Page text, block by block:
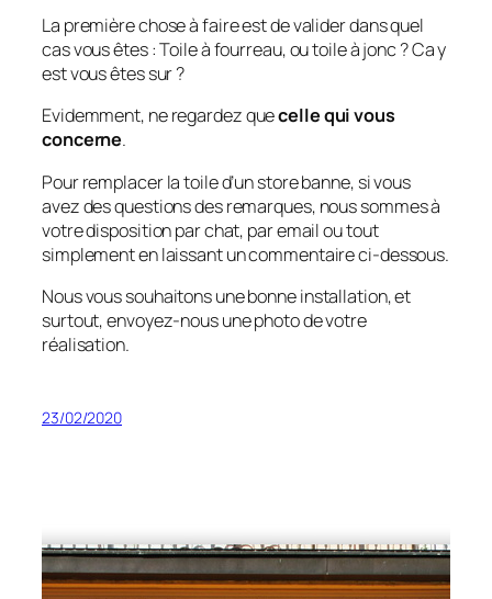
La première chose à faire est de valider dans quel
cas vous êtes : Toile à fourreau, ou toile à jonc ? Ca y
est vous êtes sur ?
Evidemment, ne regardezquecelle qui vous
concerne.
Pour remplacer la toile d’un store banne, si vous
avez des questions des remarques, nous sommes à
votre disposition par chat, par email ou tout
simplement en laissant un commentaire ci-dessous.
Nous vous souhaitons une bonne installation, et
surtout, envoyez-nous une photo de votre
réalisation.
23/02/2020